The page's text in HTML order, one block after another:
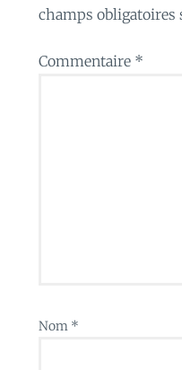
champs obligatoires
Commentaire *
Nom *